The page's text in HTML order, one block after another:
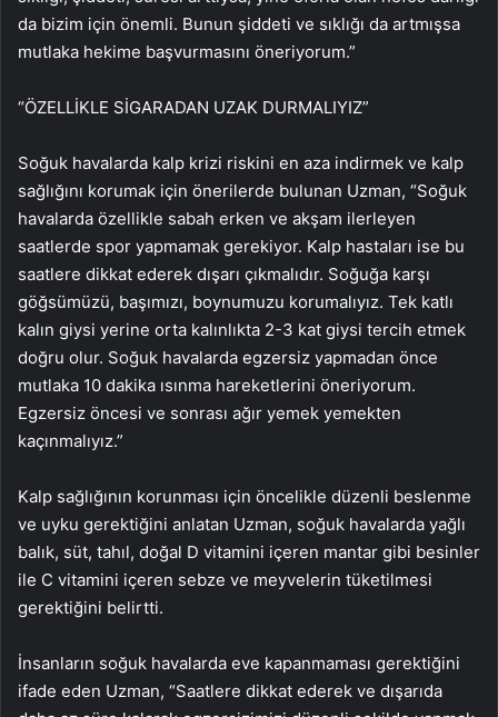
da bizim için önemli. Bunun şiddeti ve sıklığı da artmışsa
mutlaka hekime başvurmasını öneriyorum.”
“ÖZELLİKLE SİGARADAN UZAK DURMALIYIZ”
Soğuk havalarda kalp krizi riskini en aza indirmek ve kalp
sağlığını korumak için önerilerde bulunan Uzman, “Soğuk
havalarda özellikle sabah erken ve akşam ilerleyen
saatlerde spor yapmamak gerekiyor. Kalp hastaları ise bu
saatlere dikkat ederek dışarı çıkmalıdır. Soğuğa karşı
göğsümüzü, başımızı, boynumuzu korumalıyız. Tek katlı
kalın giysi yerine orta kalınlıkta 2-3 kat giysi tercih etmek
doğru olur. Soğuk havalarda egzersiz yapmadan önce
mutlaka 10 dakika ısınma hareketlerini öneriyorum.
Egzersiz öncesi ve sonrası ağır yemek yemekten
kaçınmalıyız.”
Kalp sağlığının korunması için öncelikle düzenli beslenme
ve uyku gerektiğini anlatan Uzman, soğuk havalarda yağlı
balık, süt, tahıl, doğal D vitamini içeren mantar gibi besinler
ile C vitamini içeren sebze ve meyvelerin tüketilmesi
gerektiğini belirtti.
İnsanların soğuk havalarda eve kapanmaması gerektiğini
ifade eden Uzman, “Saatlere dikkat ederek ve dışarıda